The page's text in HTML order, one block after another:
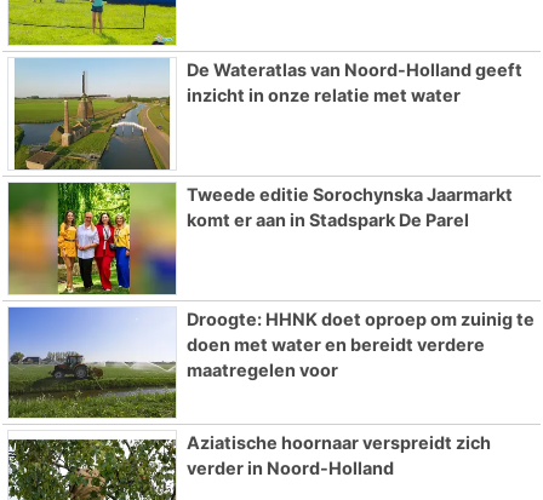
De Wateratlas van Noord-Holland geeft
inzicht in onze relatie met water
Tweede editie Sorochynska Jaarmarkt
komt er aan in Stadspark De Parel
Droogte: HHNK doet oproep om zuinig te
doen met water en bereidt verdere
maatregelen voor
Aziatische hoornaar verspreidt zich
verder in Noord-Holland